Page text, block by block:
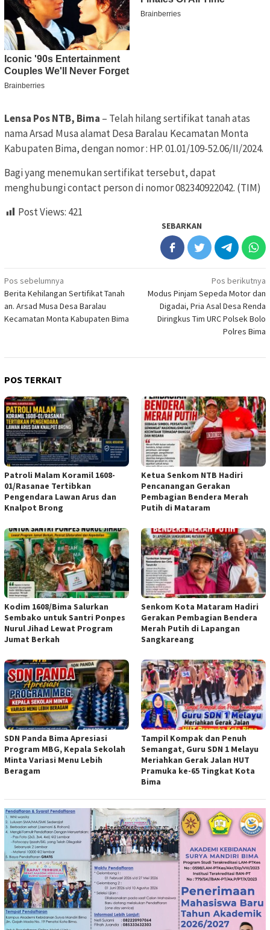
Lensa Pos NTB, Bima – Telah hilang sertifikat tanah atas
nama Arsad Musa alamat Desa Baralau Kecamatan Monta
Kabupaten Bima, dengan nomor : HP. 01.01/109-52.06/II/2024.
Bagi yang menemukan sertifikat tersebut, dapat
menghubungi contact person di nomor 082340922042. (TIM)
Post Views: 421
SEBARKAN
Navigasi
pos
Pos sebelumnya
Berita Kehilangan Sertifikat Tanah
an. Arsad Musa Desa Baralau
Kecamatan Monta Kabupaten Bima
Pos berikutnya
Modus Pinjam Sepeda Motor dan
Digadai, Pria Asal Desa Renda
Diringkus Tim URC Polsek Bolo
Polres Bima
POS TERKAIT
Patroli Malam Koramil 1608-
01/Rasanae Tertibkan
Pengendara Lawan Arus dan
Knalpot Brong
Ketua Senkom NTB Hadiri
Pencanangan Gerakan
Pembagian Bendera Merah
Putih di Mataram
Kodim 1608/Bima Salurkan
Sembako untuk Santri Ponpes
Nurul Jihad Lewat Program
Jumat Berkah
Senkom Kota Mataram Hadiri
Gerakan Pembagian Bendera
Merah Putih di Lapangan
Sangkareang
SDN Panda Bima Apresiasi
Program MBG, Kepala Sekolah
Minta Variasi Menu Lebih
Beragam
Tampil Kompak dan Penuh
Semangat, Guru SDN 1 Melayu
Meriahkan Gerak Jalan HUT
Pramuka ke-65 Tingkat Kota
Bima